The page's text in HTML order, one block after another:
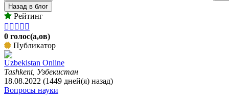
Назад в блог
Рейтинг
    
0 голос(а,ов)
Публикатор
Uzbekistan Online
Tashkent, Узбекистан
18.08.2022 (1449 дней(я) назад)
Вопросы науки